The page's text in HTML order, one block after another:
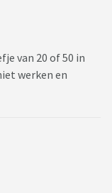
van 20 of 50 in
werken en